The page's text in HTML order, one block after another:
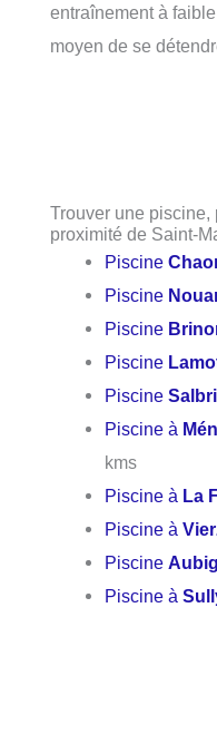
entraînement à
moyen de se
Trouver une
proximité de Saint-
Piscine
Piscine
Piscine
Piscine
Piscine
Piscine à
kms
Piscine à La
Piscine à
Piscine
Piscine à